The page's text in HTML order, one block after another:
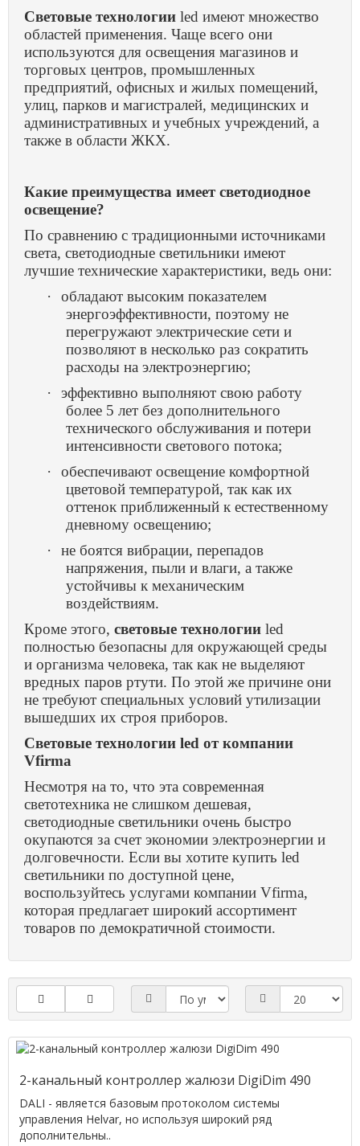
Световые технологии led имеют множество
областей применения. Чаще всего они
используются для освещения магазинов и
торговых центров, промышленных
предприятий, офисных и жилых помещений,
улиц, парков и магистралей, медицинских и
административных и учебных учреждений, а
также в области ЖКХ.
Какие преимущества имеет светодиодное
освещение?
По сравнению с традиционными источниками
света, светодиодные светильники имеют
лучшие технические характеристики, ведь они:
·
обладают высоким показателем
энергоэффективности, поэтому не
перегружают электрические сети и
позволяют в несколько раз сократить
расходы на электроэнергию;
·
эффективно выполняют свою работу
более 5 лет без дополнительного
технического обслуживания и потери
интенсивности светового потока;
·
обеспечивают освещение комфортной
цветовой температурой, так как их
оттенок приближенный к естественному
дневному освещению;
·
не боятся вибрации, перепадов
напряжения, пыли и влаги, а также
устойчивы к механическим
воздействиям.
Кроме этого, световые технологии led
полностью безопасны для окружающей среды
и организма человека, так как не выделяют
вредных паров ртути. По этой же причине они
не требуют специальных условий утилизации
вышедших их строя приборов.
Световые технологии led от компании
Vfirma
Несмотря на то, что эта современная
светотехника не слишком дешевая,
светодиодные светильники очень быстро
окупаются за счет экономии электроэнергии и
долговечности. Если вы хотите купить led
светильники по доступной цене,
воспользуйтесь услугами компании Vfirma,
которая предлагает широкий ассортимент
товаров по демократичной стоимости.
2-канальный контроллер жалюзи DigiDim 490
DALI - является базовым протоколом системы
управления Helvar, но используя широкий ряд
дополнительны..